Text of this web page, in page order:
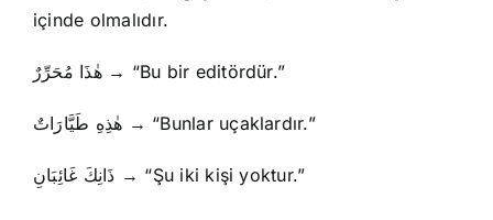
içinde olmalıdır.
هٰذَا مُحَرِّرٌ → “Bu bir editördür.”
هٰذِهِ طَيَّارَاتٌ → “Bunlar uçaklardır.”
ذَانِكَ غَائِبَانِ → “Şu iki kişi yoktur.”